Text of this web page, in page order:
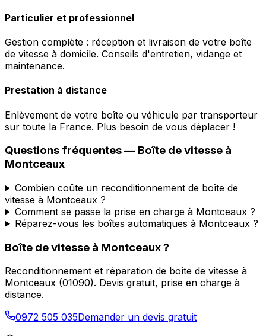
Particulier et professionnel
Gestion complète : réception et livraison de votre boîte
de vitesse à domicile. Conseils d'entretien, vidange et
maintenance.
Prestation à distance
Enlèvement de votre boîte ou véhicule par transporteur
sur toute la France. Plus besoin de vous déplacer !
Questions fréquentes — Boîte de vitesse à
Montceaux
Combien coûte un reconditionnement de boîte de
vitesse à Montceaux ?
Comment se passe la prise en charge à Montceaux ?
Réparez-vous les boîtes automatiques à Montceaux ?
Boîte de vitesse à Montceaux?
Reconditionnement et réparation de boîte de vitesse à
Montceaux (01090). Devis gratuit, prise en charge à
distance.
0972 505 035Demander un devis gratuit